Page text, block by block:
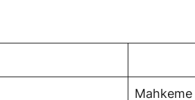
Mahkeme